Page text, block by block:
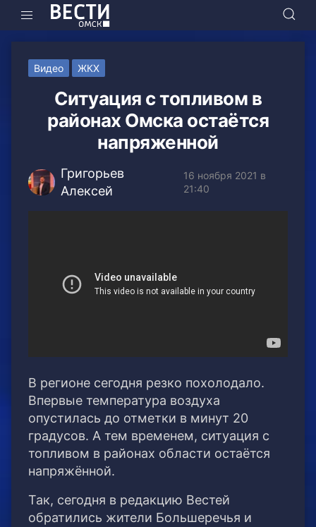
Видео ЖКХ
Ситуация с топливом в
районах Омска остаётся
напряженной
Григорьев
Алексей
16 ноября 2021 в
21:40
В регионе сегодня резко похолодало.
Впервые температура воздуха
опустилась до отметки в минут 20
градусов. А тем временем, ситуация с
топливом в районах области остаётся
напряжённой.
Так, сегодня в редакцию Вестей
обратились жители Большеречья и